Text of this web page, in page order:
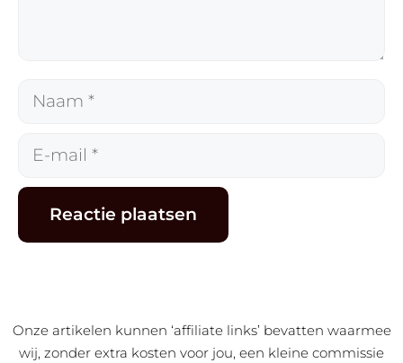
Naam
E-
Onze artikelen kunnen ‘affiliate links’ bevatten waarmee
wij, zonder extra kosten voor jou, een kleine commissie